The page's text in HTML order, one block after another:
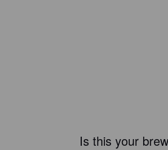
Is this your